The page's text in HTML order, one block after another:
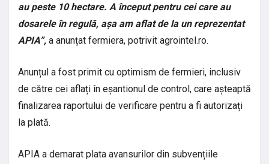
au peste 10 hectare. A început pentru cei care au
dosarele în regulă, așa am aflat de la un reprezentat
APIA”, a anunțat fermiera, potrivit agrointel.ro.
Anunțul a fost primit cu optimism de fermieri, inclusiv
de către cei aflați în eșantionul de control, care așteaptă
finalizarea raportului de verificare pentru a fi autorizați
la plată.
APIA a demarat plata avansurilor din subvențiile